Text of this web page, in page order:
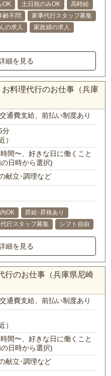
OK 土日祝のみOK
高時給
齢不問
家事代行スタッフ募集
の求人
家政婦の求人
細を見る
料理代行のお仕事（兵庫
交通費支給、前払い制度あり
分
）
間〜、好きな日に働くこと
日時から選択)
献立･調理など
OK
昇給･昇格あり
行スタッフ募集 シフト自由
細を見る
行のお仕事（兵庫県尼崎
交通費支給、前払い制度あり
）
間〜、好きな日に働くこと
日時から選択)
献立･調理など